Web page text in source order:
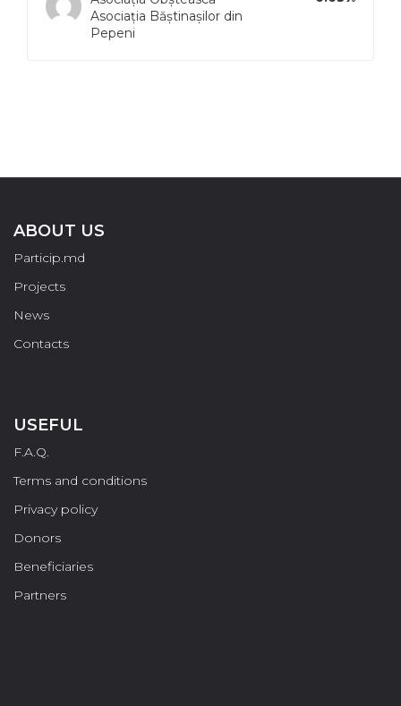
Asociația Băștinașilor din
Pepeni
ABOUT US
Particip.md
Projects
News
Contacts
USEFUL
F.A.Q.
Terms and conditions
Privacy policy
Donors
Beneficiaries
Partners